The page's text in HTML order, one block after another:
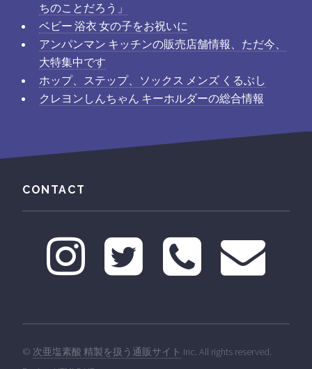
ちのことだろう」
ベビー 浴衣 女の子をお祝いに
アンパンマン キッチンの販売店舗情報、ただ今、
大特集中です
ホップ、ステップ、ソックス メンズ くるぶし
クレヨンしんちゃん キーホルダーの総合情報
CONTACT
© 次亜塩素酸 精製を扱う通販サイト Inc. All rights reserved.